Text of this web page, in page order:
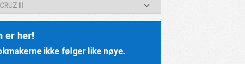
III
er her!
ikke følger like nøye.